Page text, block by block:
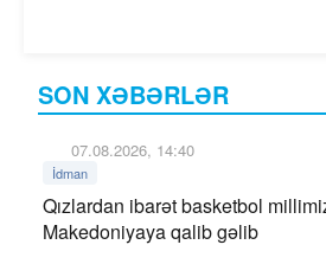
SON XƏBƏRLƏR
07.08.2026, 14:40
İdman
Qızlardan ibarət basketbol
Makedoniyaya qalib gəlib